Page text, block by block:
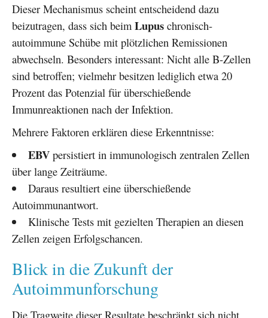
Dieser Mechanismus scheint entscheidend dazu
beizutragen, dass sich beim Lupus chronisch-
autoimmune Schübe mit plötzlichen Remissionen
abwechseln. Besonders interessant: Nicht alle B-Zellen
sind betroffen; vielmehr besitzen lediglich etwa 20
Prozent das Potenzial für überschießende
Immunreaktionen nach der Infektion.
Mehrere Faktoren erklären diese Erkenntnisse:
EBVpersistiert in immunologisch zentralen Zellen
über lange Zeiträume.
Daraus resultiert eine überschießende
Autoimmunantwort.
Klinische Tests mit gezielten Therapien an diesen
Zellen zeigen Erfolgschancen.
Blick in die Zukunft der
Autoimmunforschung
Die Tragweite dieser Resultate beschränkt sich nicht